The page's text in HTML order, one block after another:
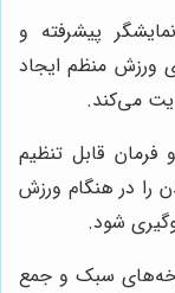
پیشرفته و
ورزش منظم ایجاد
می‌کند.
قابل تنظیم
را در هنگام ورزش
شود.
سبک و جمع